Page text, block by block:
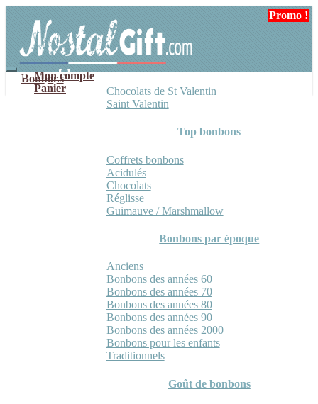
navigation
contenu
Mon compte
Panier
Bonbons
Chocolats de St Valentin
Saint Valentin
Top bonbons
Coffrets bonbons
Acidulés
Chocolats
Réglisse
Guimauve / Marshmallow
Bonbons par époque
Anciens
Bonbons des années 60
Bonbons des années 70
Bonbons des années 80
Bonbons des années 90
Bonbons des années 2000
Bonbons pour les enfants
Traditionnels
Goût de bonbons
Promo !